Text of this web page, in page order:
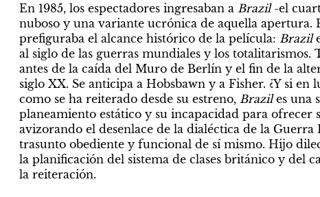
En 1985, los espectadores ingresaban a Brazil -el
nuboso y una variante ucrónica de aquella apertura.
prefiguraba el alcance histórico de la película: Brazil
al siglo de las guerras mundiales y los
antes de la caída del Muro de Berlín y el fin de la
siglo XX. Se anticipa a Hobsbawn y a Fisher. ¿Y si
como se ha reiterado desde su estreno, Brazil es una
planeamiento estático y su incapacidad para ofrecer
avizorando el desenlace de la dialéctica de la
trasunto obediente y funcional de sí mismo. Hijo
la planificación del sistema de clases británico y del
la reiteración.